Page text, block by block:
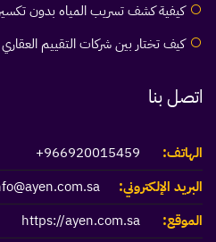
كيفية كشف تسريب المياه بدون تكسير |
كيف تختار بين شركات التقييم
اتصل بنا
الهاتف:
966920015459+
البريد الإلكتروني:
الموقع:
https://ayen.com.sa